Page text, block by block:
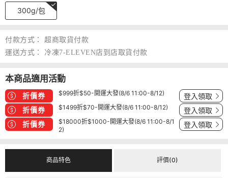
300g/包
付款方式：
超商取貨付款
運送方式：
冷凍7-ELEVEN店到店取貨付款
本商品適用活動
折價券 $999折$50-開運大發(8/6 11:00-8/12) 登入領取
折價券 $1499折$70-開運大發(8/6 11:00-8/12) 登入領取
折價券
$18000折$1000-開運大發(8/6 11:00-8/1
2)
登入領取
商品特色 評價(0)